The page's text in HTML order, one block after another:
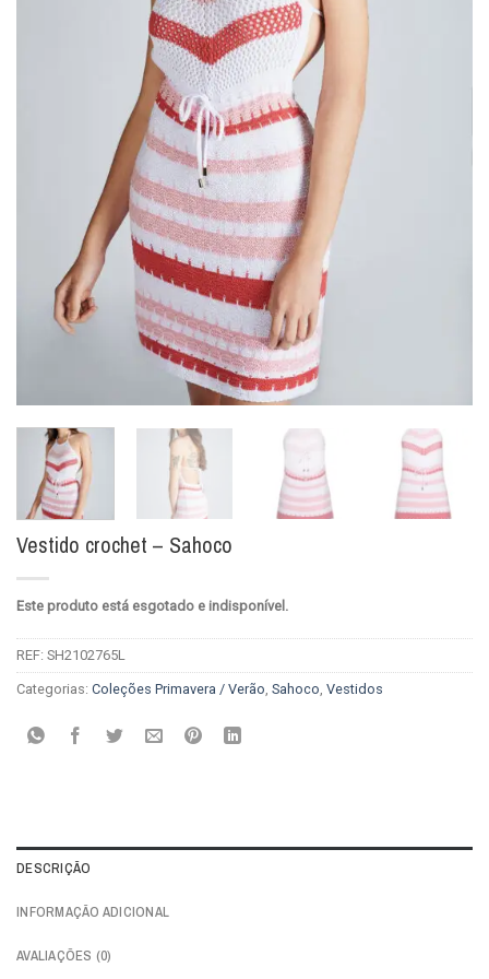
Vestido crochet – Sahoco
Este produto está esgotado e indisponível.
REF: SH2102765L
Categorias: Coleções Primavera / Verão Sahoco Vestidos
DESCRIÇÃO
INFORMAÇÃO ADICIONAL
AVALIAÇÕES (0)